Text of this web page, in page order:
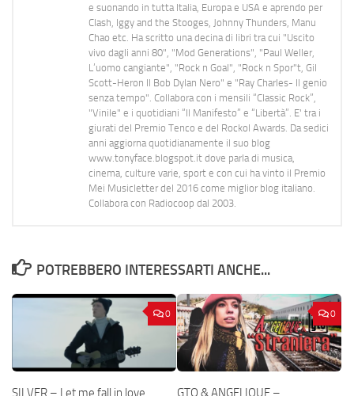
e suonando in tutta Italia, Europa e USA e aprendo per
Clash, Iggy and the Stooges, Johnny Thunders, Manu
Chao etc. Ha scritto una decina di libri tra cui "Uscito
vivo dagli anni 80", "Mod Generations", "Paul Weller,
L’uomo cangiante", "Rock n Goal", "Rock n Spor"t, Gil
Scott-Heron Il Bob Dylan Nero" e "Ray Charles- Il genio
senza tempo". Collabora con i mensili “Classic Rock”,
"Vinile" e i quotidiani “Il Manifesto” e “Libertà”. E' tra i
giurati del Premio Tenco e del Rockol Awards. Da sedici
anni aggiorna quotidianamente il suo blog
www.tonyface.blogspot.it dove parla di musica,
cinema, culture varie, sport e con cui ha vinto il Premio
Mei Musicletter del 2016 come miglior blog italiano.
Collabora con Radiocoop dal 2003.
POTREBBERO INTERESSARTI ANCHE...
0
SILVER – Let me fall in love
0
GTO & ANGELIQUE –